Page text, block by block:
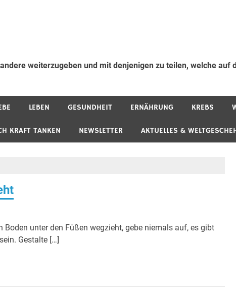
weiterzugeben und mit denjenigen zu teilen, welche auf
LEBEN GESUNDHEIT ERNÄHRUNG KREBS
KRAFT TANKEN NEWSLETTER AKTUELLES &
unter den Füßen wegzieht, gebe niemals auf, es gibt
Gestalte […]